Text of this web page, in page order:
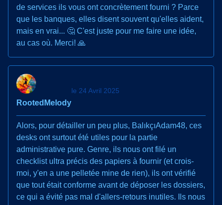
de services ils vous ont concrètement fourni ? Parce
que les banques, elles disent souvent qu'elles aident,
mais en vrai... 🤔 C'est juste pour me faire une idée,
au cas où. Merci! 🙏
RootedMelody
le 24 Avril 2025
Alors, pour détailler un peu plus, BalıkçıAdam48, ces
desks ont surtout été utiles pour la partie
administrative pure. Genre, ils nous ont filé un
checklist ultra précis des papiers à fournir (et crois-
moi, y'en a une pelletée mine de rien), ils ont vérifié
que tout était conforme avant de déposer les dossiers,
ce qui a évité pas mal d'allers-retours inutiles. Ils nous